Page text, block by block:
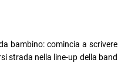
bambino: comincia a scrivere
strada nella line-up della band